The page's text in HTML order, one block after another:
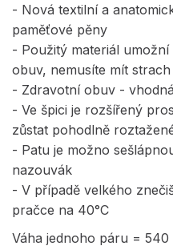
- Nová textilní a
paměťové pěny
- Použitý materiál
obuv, nemusíte mít
- Zdravotní obuv -
- Ve špici je rozšířený
zůstat pohodlně
- Patu je možno
nazouvák
- V případě velkého
pračce na 40°C
Váha jednoho páru = 540